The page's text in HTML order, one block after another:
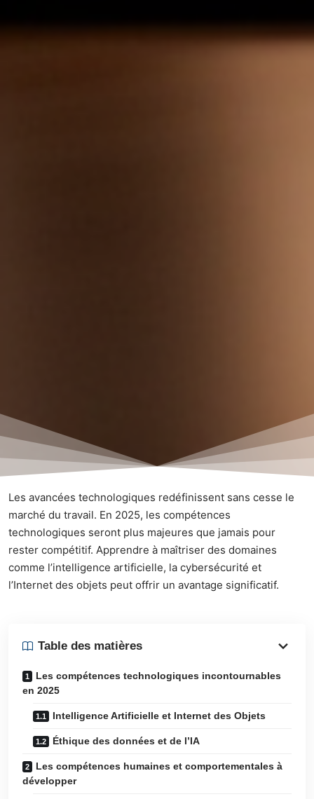
Les avancées technologiques redéfinissent sans cesse le
marché du travail. En 2025, les compétences
technologiques seront plus majeures que jamais pour
rester compétitif. Apprendre à maîtriser des domaines
comme l’intelligence artificielle, la cybersécurité et
l’Internet des objets peut offrir un avantage significatif.
Table des matières
Les compétences technologiques incontournables
en 2025
Intelligence Artificielle et Internet des Objets
Éthique des données et de l’IA
Les compétences humaines et comportementales à
développer